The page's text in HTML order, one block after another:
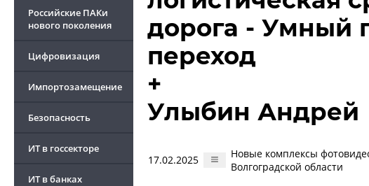
Российские ПАКи
нового поколения
Цифровизация
Импортозамещение
Безопасность
ИТ в госсекторе
ИТ в банках
дорога - Умный
переход
+
Улыбин Андрей
17.02.2025
Новые комплексы
Волгоградской области